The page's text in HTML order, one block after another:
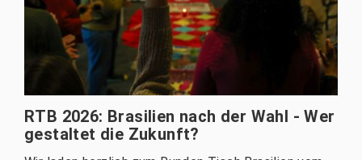
RTB 2026: Brasilien nach der Wahl - Wer
gestaltet die Zukunft?